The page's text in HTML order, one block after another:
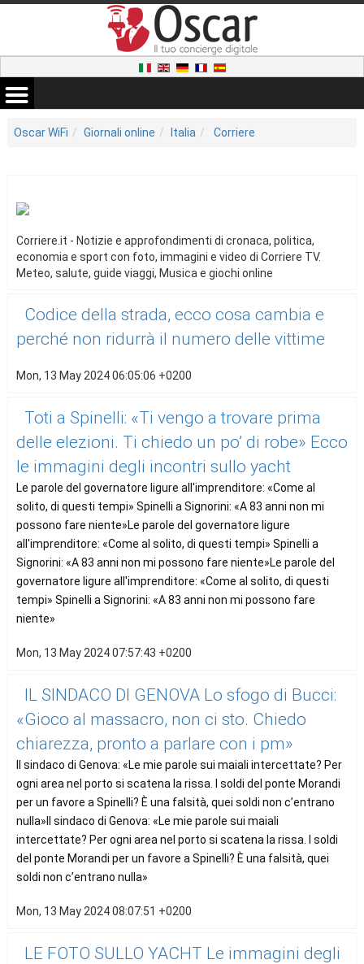
Oscar WiFi Giornali online Italia Corriere
Corriere.it - Notizie e approfondimenti di cronaca, politica,
economia e sport con foto, immagini e video di Corriere TV.
Meteo, salute, guide viaggi, Musica e giochi online
Codice della strada, ecco cosa cambia e
perché non ridurrà il numero delle vittime
Mon, 13 May 2024 06:05:06 +0200
Toti a Spinelli: «Ti vengo a trovare prima
delle elezioni. Ti chiedo un po’ di robe» Ecco
le immagini degli incontri sullo yacht
Le parole del governatore ligure all'imprenditore: «Come al
solito, di questi tempi» Spinelli a Signorini: «A 83 anni non mi
possono fare niente»Le parole del governatore ligure
all'imprenditore: «Come al solito, di questi tempi» Spinelli a
Signorini: «A 83 anni non mi possono fare niente»Le parole del
governatore ligure all'imprenditore: «Come al solito, di questi
tempi» Spinelli a Signorini: «A 83 anni non mi possono fare
niente»
Mon, 13 May 2024 07:57:43 +0200
IL SINDACO DI GENOVA Lo sfogo di Bucci:
«Gioco al massacro, non ci sto. Chiedo
chiarezza, pronto a parlare con i pm»
Il sindaco di Genova: «Le mie parole sui maiali intercettate? Per
ogni area nel porto si scatena la rissa. I soldi del ponte Morandi
per un favore a Spinelli? È una falsità, quei soldi non c’entrano
nulla»Il sindaco di Genova: «Le mie parole sui maiali
intercettate? Per ogni area nel porto si scatena la rissa. I soldi
del ponte Morandi per un favore a Spinelli? È una falsità, quei
soldi non c’entrano nulla»
Mon, 13 May 2024 08:07:51 +0200
LE FOTO SULLO YACHT Le immagini degli